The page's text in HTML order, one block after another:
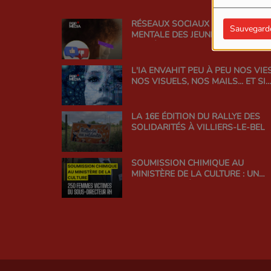
RÉSEAUX SOCIAUX ET SANTÉ
MENTALE DES JEUNES : TROUVER
L'IA ENVAHIT PEU À PEU NOS
NOS VISUELS, NOS MAILS... ET SI
LA 16E ÉDITION DU RALLYE DES
SOLIDARITÉS À VILLIERS-LE-BEL
SOUMISSION CHIMIQUE AU
MINISTÈRE DE LA CULTURE : UN